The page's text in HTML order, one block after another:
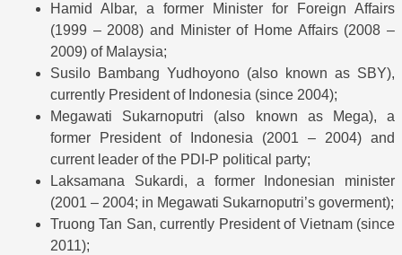
Hamid Albar, a former Minister for Foreign Affairs
(1999 – 2008) and Minister of Home Affairs (2008 –
2009) of Malaysia;
Susilo Bambang Yudhoyono (also known as SBY),
currently President of Indonesia (since 2004);
Megawati Sukarnoputri (also known as Mega), a
former President of Indonesia (2001 – 2004) and
current leader of the PDI-P political party;
Laksamana Sukardi, a former Indonesian minister
(2001 – 2004; in Megawati Sukarnoputri’s goverment);
Truong Tan San, currently President of Vietnam (since
2011);